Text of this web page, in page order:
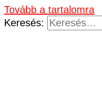
Tovább a tartalomra
Keresés: